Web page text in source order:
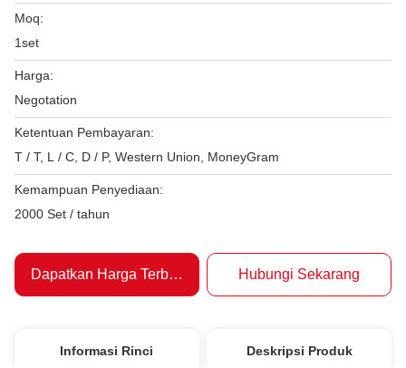
Moq:
1set
Harga:
Negotation
Ketentuan Pembayaran:
T / T, L / C, D / P, Western Union, MoneyGram
Kemampuan Penyediaan:
2000 Set / tahun
Dapatkan Harga Terbaik Hubungi Sekarang
Informasi Rinci Deskripsi Produk